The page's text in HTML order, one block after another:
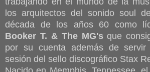
los arquitectos del sonido soul
década de los años 60 como
Booker T. & The MG's que
por su cuenta además de
sesión del sello discográfico Stax